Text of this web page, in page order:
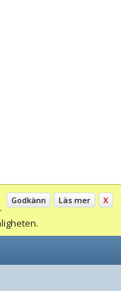
Godkänn Läs mer X